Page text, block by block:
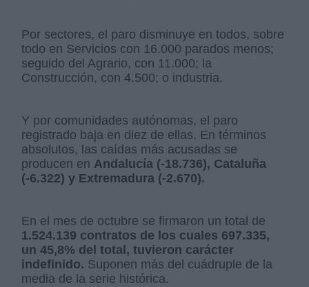
Por sectores, el paro disminuye en todos, sobre
todo en Servicios con 16.000 parados menos;
seguido del Agrario, con 11.000; la
Construcción, con 4.500; o industria.
Y por comunidades autónomas, el paro
registrado baja en diez de ellas. En términos
absolutos, las caídas más acusadas se
producen en Andalucía (-18.736), Cataluña
(-6.322) y Extremadura (-2.670).
En el mes de octubre se firmaron un total de
1.524.139 contratos de los cuales 697.335,
un 45,8% del total, tuvieron carácter
indefinido. Suponen más del cuádruple de la
media de la serie histórica.